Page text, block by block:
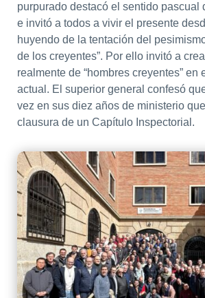
purpurado destacó el sentido pascual
e invitó a todos a vivir el presente
huyendo de la tentación del
de los creyentes”. Por ello invitó a
realmente de “hombres creyentes” en
actual. El superior general confesó
vez en sus diez años de ministerio
clausura de un Capítulo Inspectorial.